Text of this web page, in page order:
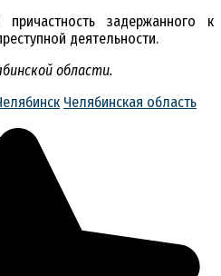
задержанного к
деятельности.
области.
Челябинская область